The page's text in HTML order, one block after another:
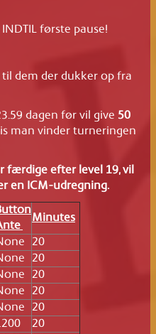
første pause!
dem der dukker op fra
dagen før vil give 50
man vinder turneringen
færdige efter level 19, vil
en ICM-udregning.
Minutes
20
20
20
20
20
20